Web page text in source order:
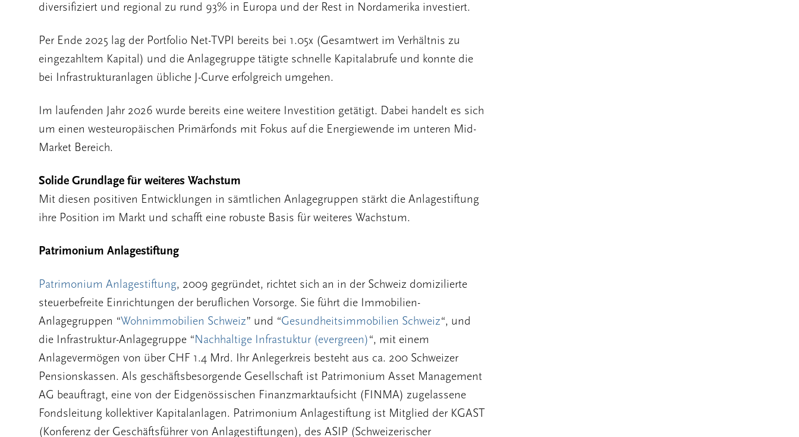
diversifiziert und regional zu rund 93% in Europa und der Rest in Nordamerika investiert.
Per Ende 2025 lag der Portfolio Net-TVPI bereits bei 1.05x (Gesamtwert im Verhältnis zu
eingezahltem Kapital) und die Anlagegruppe tätigte schnelle Kapitalabrufe und konnte die
bei Infrastrukturanlagen übliche J-Curve erfolgreich umgehen.
Im laufenden Jahr 2026 wurde bereits eine weitere Investition getätigt. Dabei handelt es sich
um einen westeuropäischen Primärfonds mit Fokus auf die Energiewende im unteren Mid-
Market Bereich.
Solide Grundlage für weiteres Wachstum
Mit diesen positiven Entwicklungen in sämtlichen Anlagegruppen stärkt die Anlagestiftung
ihre Position im Markt und schafft eine robuste Basis für weiteres Wachstum.
Patrimonium Anlagestiftung
Patrimonium Anlagestiftung, 2009 gegründet, richtet sich an in der Schweiz domizilierte
steuerbefreite Einrichtungen der beruflichen Vorsorge. Sie führt die Immobilien-
Anlagegruppen “Wohnimmobilien Schweiz” und “Gesundheitsimmobilien Schweiz“, und
die Infrastruktur-Anlagegruppe “Nachhaltige Infrastuktur (evergreen)“, mit einem
Anlagevermögen von über CHF 1.4 Mrd. Ihr Anlegerkreis besteht aus ca. 200 Schweizer
Pensionskassen. Als geschäftsbesorgende Gesellschaft ist Patrimonium Asset Management
AG beauftragt, eine von der Eidgenössischen Finanzmarktaufsicht (FINMA) zugelassene
Fondsleitung kollektiver Kapitalanlagen. Patrimonium Anlagestiftung ist Mitglied der KGAST
(Konferenz der Geschäftsführer von Anlagestiftungen), des ASIP (Schweizerischer